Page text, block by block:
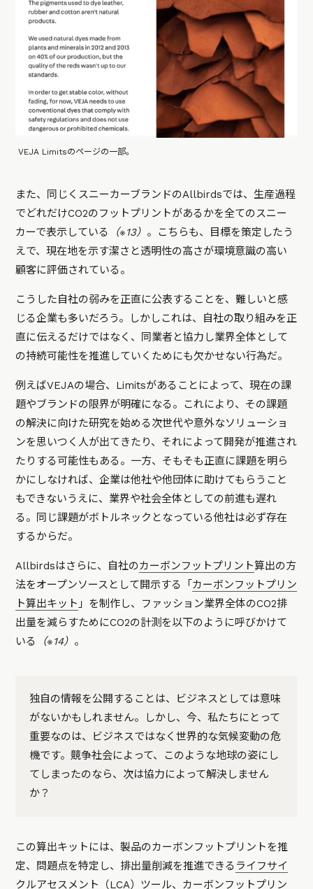
VEJA Limitsのページの一部。
また、同じくスニーカーブランドのAllbirdsでは、生産過程
でどれだけCO2のフットプリントがあるかを全てのスニー
カーで表示している
（※13） 。こちらも、目標を策定したう
えで、現在地を示す潔さと透明性の高さが環境意識の高い
顧客に評価されている。
こうした自社の弱みを正直に公表することを、難しいと感
じる企業も多いだろう。しかしこれは、自社の取り組みを正
直に伝えるだけではなく、同業者と協力し業界全体として
の持続可能性を推進していくためにも欠かせない行為だ。
例えばVEJAの場合、Limitsがあることによって、現在の課
題やブランドの限界が明確になる。これにより、その課題
の解決に向けた研究を始める次世代や意外なソリューショ
ンを思いつく人が出てきたり、それによって開発が推進され
たりする可能性もある。一方、そもそも正直に課題を明ら
かにしなければ、企業は他社や他団体に助けてもらうこと
もできないうえに、業界や社会全体としての前進も遅れ
る。同じ課題がボトルネックとなっている他社は必ず存在
するからだ。
Allbirdsはさらに、自社のカーボンフットプリント算出の方
法をオープンソースとして開示する「 カーボンフットプリン
ト算出キット 」を制作し、ファッション業界全体のCO2排
出量を減らすためにCO2の計測を以下のように呼びかけて
いる
（※14） 。
独自の情報を公開することは、ビジネスとしては意味
がないかもしれません。しかし、今、私たちにとって
重要なのは、ビジネスではなく世界的な気候変動の危
機です。競争社会によって、このような地球の姿にし
てしまったのなら、次は協力によって解決しません
か？
この算出キットには、製品のカーボンフットプリントを推
定、問題点を特定し、排出量削減を推進できる ライフサイ
クルアセスメント（LCA）ツール、カーボンフットプリン